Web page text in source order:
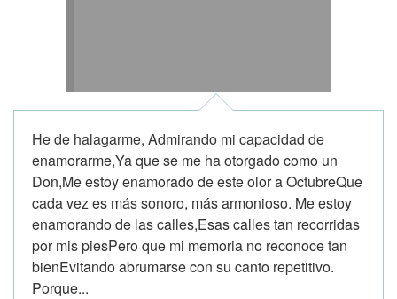
He de halagarme, Admirando mi capacidad de
enamorarme,Ya que se me ha otorgado como un
Don,Me estoy enamorado de este olor a OctubreQue
cada vez es más sonoro, más armonioso. Me estoy
enamorando de las calles,Esas calles tan recorridas
por mis piesPero que mi memoria no reconoce tan
bienEvitando abrumarse con su canto repetitivo.
Porque...